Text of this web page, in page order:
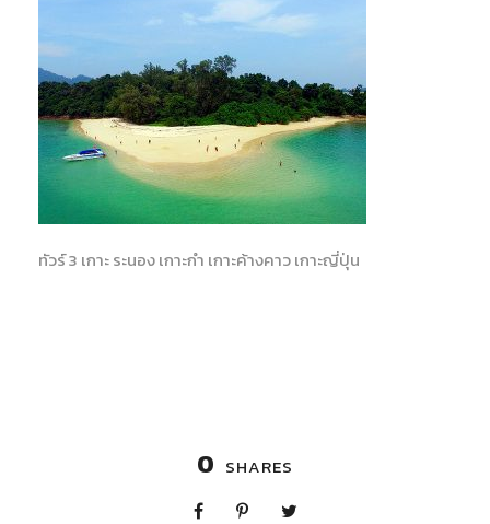
ทัวร์ 3 เกาะ ระนอง เกาะกำ เกาะค้างคาว เกาะญี่ปุ่น
0 SHARES